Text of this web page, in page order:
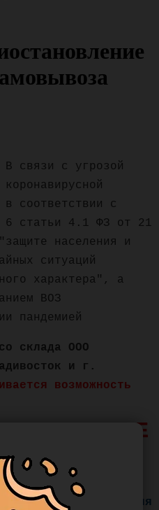
В связи с угрозой
соответствии с
6 статьи 4.1 ФЗ от 21
населения и
ситуаций
характера", а
ВОЗ
пандемией
склада ООО
и г.
возможность
НЕ
с бесплатной
кроме направления